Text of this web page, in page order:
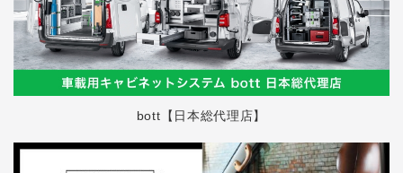
bott【日本総代理店】